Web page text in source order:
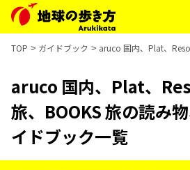
TOP ガイドブック aruco 国内、Plat、
aruco 国内、Plat、
旅、BOOKS 旅の読み
イドブック一覧